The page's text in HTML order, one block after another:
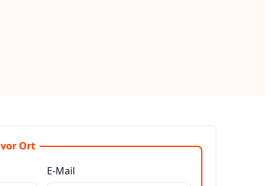
Ort
E-Mail